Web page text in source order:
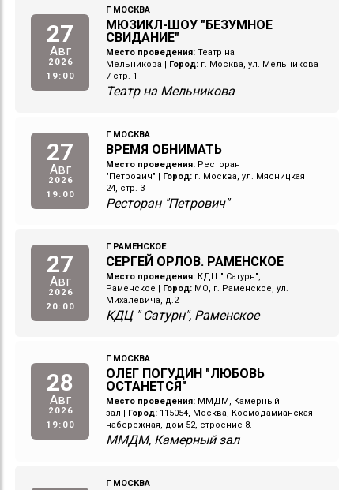
27
Авг
2026
19:00
Г МОСКВА
МЮЗИКЛ-ШОУ "БЕЗУМНОЕ
СВИДАНИЕ"
Место проведения: Театр на
Мельникова
Город: г. Москва, ул. Мельникова
7 стр. 1
Театр на Мельникова
27
Авг
2026
19:00
Г МОСКВА
ВРЕМЯ ОБНИМАТЬ
Место проведения: Ресторан
"Петрович"
Город: г. Москва, ул. Мясницкая
24, стр. 3
Ресторан "Петрович"
27
Авг
2026
20:00
Г РАМЕНСКОЕ
СЕРГЕЙ ОРЛОВ. РАМЕНСКОЕ
Место проведения: КДЦ " Сатурн",
Раменское
Город: МО, г. Раменское, ул.
Михалевича, д.2
КДЦ " Сатурн", Раменское
28
Авг
2026
19:00
Г МОСКВА
ОЛЕГ ПОГУДИН "ЛЮБОВЬ
ОСТАНЕТСЯ"
Место проведения: ММДМ, Камерный
зал
Город: 115054, Москва, Космодамианская
набережная, дом 52, строение 8.
ММДМ, Камерный зал
Г МОСКВА